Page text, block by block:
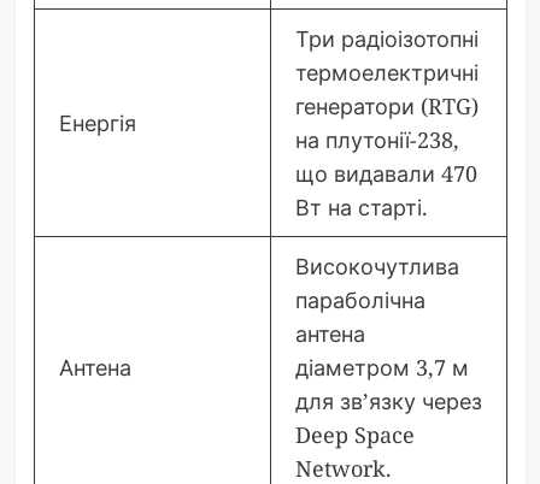
Енергія
Три радіоізотопні
термоелектричні
генератори (RTG)
на плутонії-238,
що видавали 470
Вт на старті.
Антена
Високочутлива
параболічна
антена
діаметром 3,7 м
для зв’язку через
Deep Space
Network.